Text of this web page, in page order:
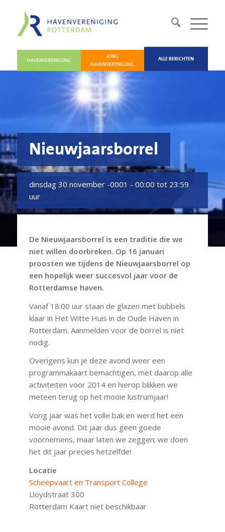
HAVENVERENIGING
JONG
HAVENVERENIGING
ALLE BERICHTEN
Nieuwjaarsborrel
dinsdag 30 november -0001 - 00:00 tot 23:59
uur
De Nieuwjaarsborrel is een traditie die we
niet willen doorbreken. Op 16 januari
proosten we tijdens de Nieuwjaarsborrel op
een hopelijk weer succesvol jaar voor de
Rotterdamse haven.
Vanaf 18.00 uur staan de glazen met bubbels
klaar in Het Witte Huis in de Oude Haven in
Rotterdam. Aanmelden voor de borrel is niet
nodig.
Overigens kun je deze avond weer een
programmakaart bemachtigen, met daarop alle
activiteiten voor 2014 en hierop blikken we
meteen terug op het mooie lustrumjaar!
Vorig jaar was het volle bak en werd het een
mooie avond. Dit jaar dus geen goede
voornemens, maar laten we zeggen; we doen
het dit jaar precies hetzelfde!
Locatie
Scheepvaart en Transport College
Lloydstraat 300
Rotterdam Kaart niet beschikbaar